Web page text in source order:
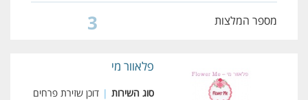
מספר המלצות 3
פלאוור מי
סוג השירות | דוכן שזירת פרחים